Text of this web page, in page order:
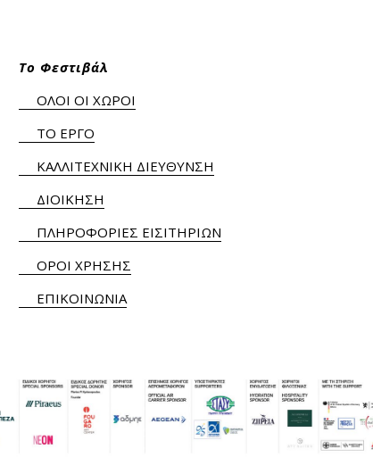
Το Φεστιβάλ
ΟΛΟΙ ΟΙ ΧΩΡΟΙ
ΤΟ ΕΡΓΟ
ΚΑΛΛΙΤΕΧΝΙΚΗ ΔΙΕΥΘΥΝΣΗ
ΔΙΟΙΚΗΣΗ
ΠΛΗΡΟΦΟΡΙΕΣ ΕΙΣΙΤΗΡΙΩΝ
ΟΡΟΙ ΧΡΗΣΗΣ
ΕΠΙΚΟΙΝΩΝΙΑ